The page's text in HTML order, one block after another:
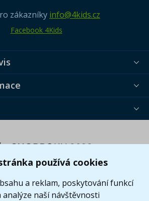
používá cookies
a reklam, poskytování funkcí
analýze naší návštěvnosti
zákazníky info@4kids.cz
Facebook 4Kids